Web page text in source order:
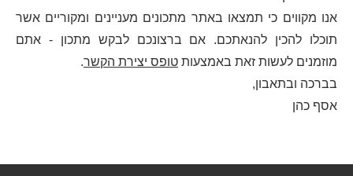
אנו מקווים כי תמצאו באתר מתכונים מעניינים ומקוריים אשר
תוכלו להכין להנאתכם. אם ברצונכם לבקש מתכון - אתם
מוזמנים לעשות זאת באמצעות טופס יצירת הקשר.
בברכה ובתאבון,
אסף כהן